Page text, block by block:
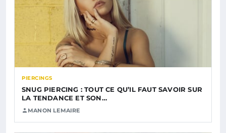
PIERCINGS
SNUG PIERCING : TOUT CE QU’IL FAUT SAVOIR SUR
LA TENDANCE ET SON…
MANON LEMAIRE